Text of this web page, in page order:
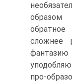
сложнее
фантазию
про-